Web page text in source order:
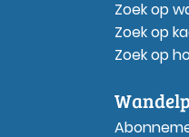
Zoek op
Zoek op
Zoek op